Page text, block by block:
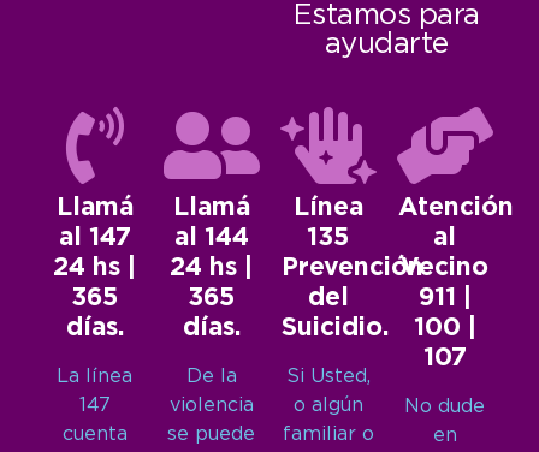
Estamos para
ayudarte
Llamá
al 147
24 hs |
365
días.
La línea
147
cuenta
Llamá
al 144
24 hs |
365
días.
De la
violencia
se puede
Línea
135
Prevención
del
Suicidio.
Si Usted,
o algún
familiar o
Atención
al
Vecino
911 |
100 |
107
No dude
en